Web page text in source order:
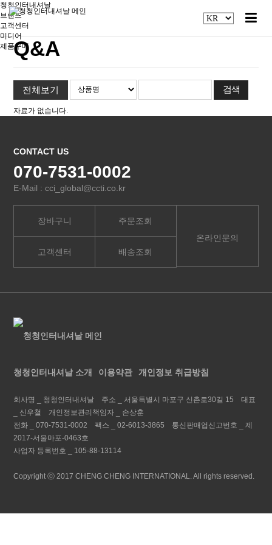
청청인터내셔날
브랜드
고객센터
미디어
제품구매Q&A
전체보기
자료가 없습니다.
CONTACT US
070-7531-0002
E-Mail : cci_global@ccti.co.kr
장바구니
고객센터
주문조회
배송조회
온라인문의
청청인터내셔날 소개 이용약관 개인정보 취급방침
회사명 _ 청청인터내셔날 주소 _ 서울특별시 마포구 신촌로30길 15
대표
신우철 개인정보관리책임자 _
손상훈
전화 _
070-7531-0002 팩스 _ 02-6013-3865 통신판매업신고번호 _
제
2017-서울마포-0463호
사업자 등록번호 _
105-88-13114
Copyright ⓒ 2017 CHENG CHENG INTERNATIONAL. All rights reserved.